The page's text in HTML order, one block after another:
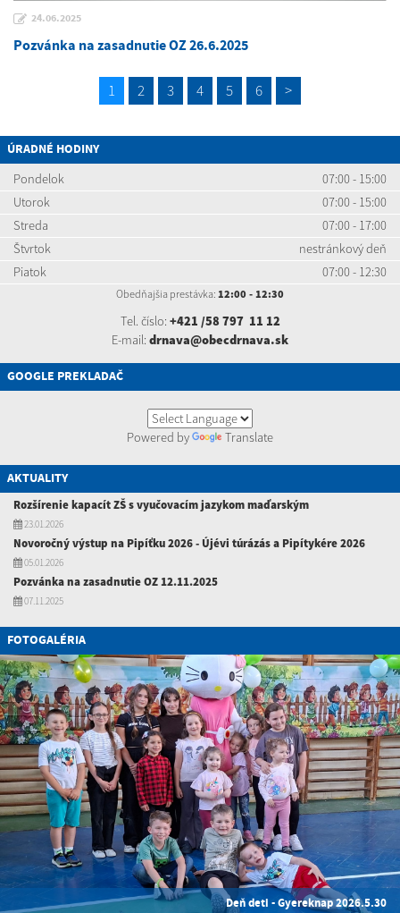
24.06.2025
Pozvánka na zasadnutie OZ 26.6.2025
1 2 3 4 5 6 >
ÚRADNÉ HODINY
Pondelok
07:00 - 15:00
Utorok
07:00 - 15:00
Streda
07:00 - 17:00
Štvrtok
nestránkový deň
Piatok
07:00 - 12:30
Obedňajšia prestávka: 12:00 - 12:30
Tel. číslo: +421 /58 797 11 12
E-mail: drnava@obecdrnava.sk
GOOGLE PREKLADAČ
Powered by Translate
AKTUALITY
Rozšírenie kapacít ZŠ s vyučovacím jazykom maďarským
23.01.2026
Novoročný výstup na Pipíťku 2026 - Újévi túrázás a Pipítykére 2026
05.01.2026
Pozvánka na zasadnutie OZ 12.11.2025
07.11.2025
FOTOGALÉRIA
Deň deti - Gyereknap 2026.5.30